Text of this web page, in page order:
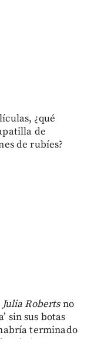
¿qué
de
de rubíes?
Julia Robertsno
sin sus botas
terminado